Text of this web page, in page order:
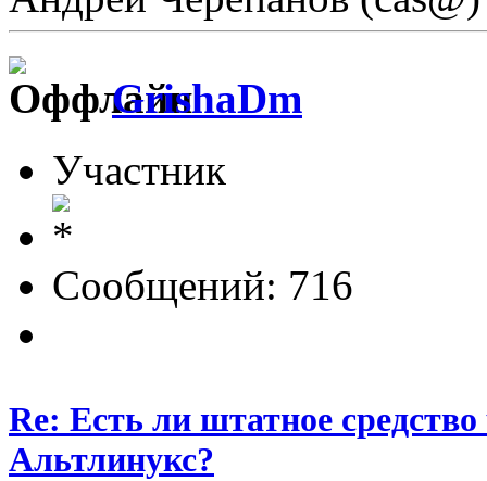
GrishaDm
Участник
Сообщений: 716
Re: Есть ли штатное
Альтлинукс?